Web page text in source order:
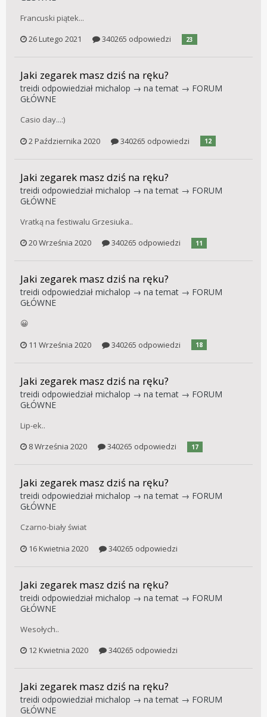
Francuski piątek...
26 Lutego 2021
340265 odpowiedzi 23
Jaki zegarek masz dziś na ręku?
treidi odpowiedział michalop → na temat → FORUM
GŁÓWNE
Casio day...:)
2 Października 2020
340265 odpowiedzi 12
Jaki zegarek masz dziś na ręku?
treidi odpowiedział michalop → na temat → FORUM
GŁÓWNE
Vratką na festiwalu Grzesiuka..
20 Września 2020
340265 odpowiedzi 11
Jaki zegarek masz dziś na ręku?
treidi odpowiedział michalop → na temat → FORUM
GŁÓWNE
😀
11 Września 2020
340265 odpowiedzi 18
Jaki zegarek masz dziś na ręku?
treidi odpowiedział michalop → na temat → FORUM
GŁÓWNE
Lip-ek..
8 Września 2020
340265 odpowiedzi 17
Jaki zegarek masz dziś na ręku?
treidi odpowiedział michalop → na temat → FORUM
GŁÓWNE
Czarno-biały świat
16 Kwietnia 2020
340265 odpowiedzi
Jaki zegarek masz dziś na ręku?
treidi odpowiedział michalop → na temat → FORUM
GŁÓWNE
Wesołych..
12 Kwietnia 2020
340265 odpowiedzi
Jaki zegarek masz dziś na ręku?
treidi odpowiedział michalop → na temat → FORUM
GŁÓWNE